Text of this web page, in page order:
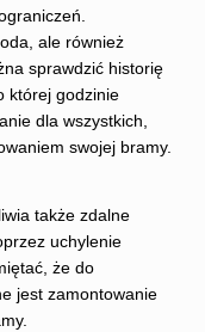
ale również
sprawdzić historię
której godzinie
dla wszystkich,
swojej bramy.
także zdalne
uchylenie
że do
jest zamontowanie